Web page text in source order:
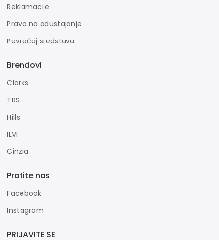
Reklamacije
Pravo na odustajanje
Povraćaj sredstava
Brendovi
Clarks
TBS
Hills
ILVI
Cinzia
Pratite nas
Facebook
Instagram
PRIJAVITE SE